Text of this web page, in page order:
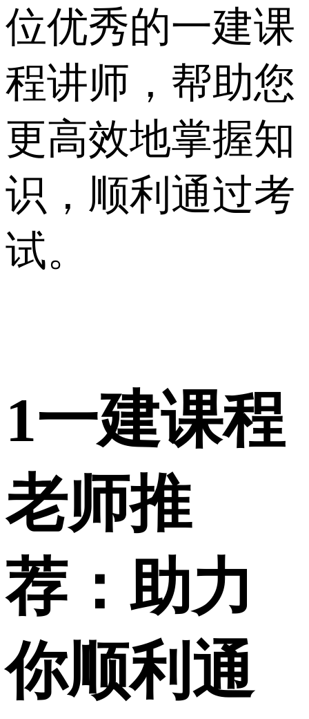
位优秀的一建课
程讲师，帮助您
更高效地掌握知
识，顺利通过考
试。
1一建课程
老师推
荐：助力
你顺利通